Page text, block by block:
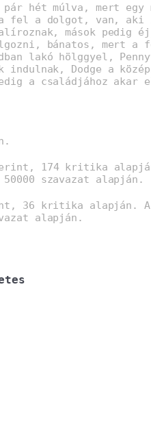
hét múlva, mert egy
fel a dolgot, van,
mások pedig
bánatos, mert a
lakó hölggyel,
Dodge a
a családjához akar
174 kritika
szavazat alapján.
36 kritika alapján. A
alapján.